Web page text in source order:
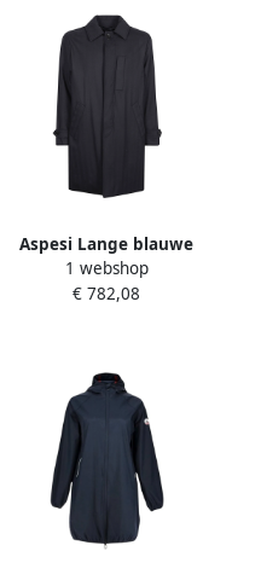
Aspesi Lange blauwe
regenjas met
overhemdkraag Blue Dames
1 webshop
€ 782,08